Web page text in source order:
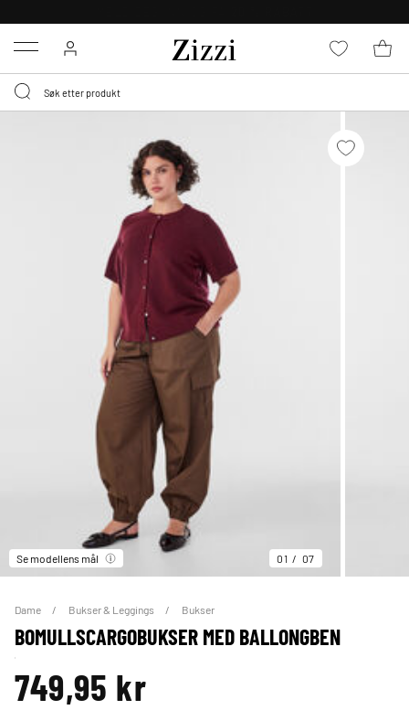
Menu
Se modellens mål 01 07
Dame Bukser & Leggings Bukser
BOMULLSCARGOBUKSER MED BALLONGBEN
749,95 kr